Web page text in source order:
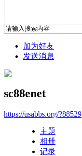
加为好友
发送消息
sc88enet
https://usabbs.org/?88529
主题
相册
记录